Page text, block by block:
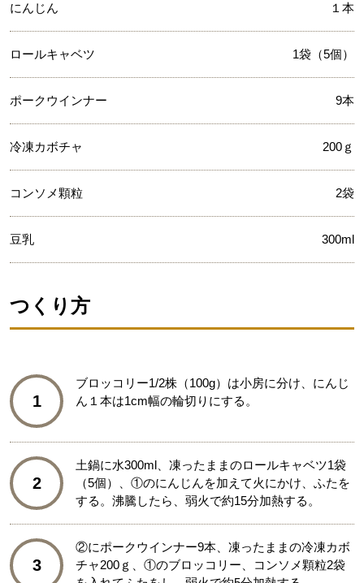
にんじん １本
ロールキャベツ 1袋（5個）
ポークウインナー 9本
冷凍カボチャ 200ｇ
コンソメ顆粒 2袋
豆乳 300ml
つくり方
1
ブロッコリー1/2株（100g）は小房に分け、にんじ
ん１本は1cm幅の輪切りにする。
2
土鍋に水300ml、凍ったままのロールキャベツ1袋
（5個）、①のにんじんを加えて火にかけ、ふたを
する。沸騰したら、弱火で約15分加熱する。
3
②にポークウインナー9本、凍ったままの冷凍カボ
チャ200ｇ、①のブロッコリー、コンソメ顆粒2袋